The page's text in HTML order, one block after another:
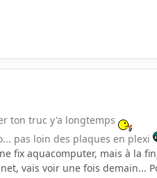
ton truc y'a longtemps
pas loin des plaques en plexi
fix aquacomputer, mais à la
vais voir une fois demain...